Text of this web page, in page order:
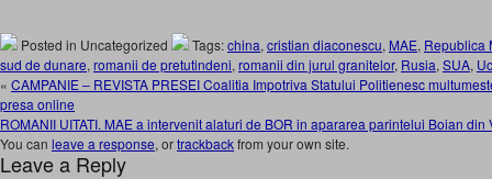
Posted in Uncategorized Tags:china, cristian diaconescu, MAE, Republica
sud de dunare, romanii de pretutindeni, romanii din jurul granitelor, Rusia, SUA,
« CAMPANIE – REVISTA PRESEI Coalitia Impotriva Statului Politienesc
presa online
ROMANII UITATI. MAE a intervenit alaturi de BOR in apararea parintelui Boian din
You can leave a response, ortrackbackfrom your own site.
Leave a Reply